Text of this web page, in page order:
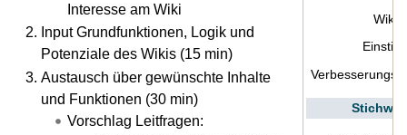
Wiki
Einstieg
Interesse am Wiki
Input Grundfunktionen, Logik und
Potenziale des Wikis (15 min)
Austausch über gewünschte Inhalte
und Funktionen (30 min)
Vorschlag Leitfragen: